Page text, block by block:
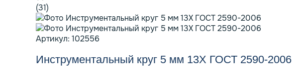
(31)
Артикул: 102556
Инструментальный круг 5 мм 13Х ГОСТ 2590-2006